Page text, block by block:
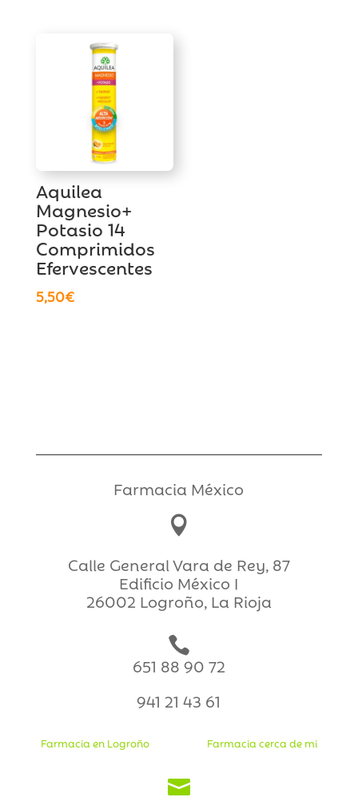
Aquilea
Magnesio+
Potasio 14
Comprimidos
Efervescentes
5,50€
Farmacia México

Calle General Vara de Rey, 87
Edificio México I
26002 Logroño, La Rioja

651 88 90 72
941 21 43 61
Farmacia en Logroño Farmacia cerca de mi
